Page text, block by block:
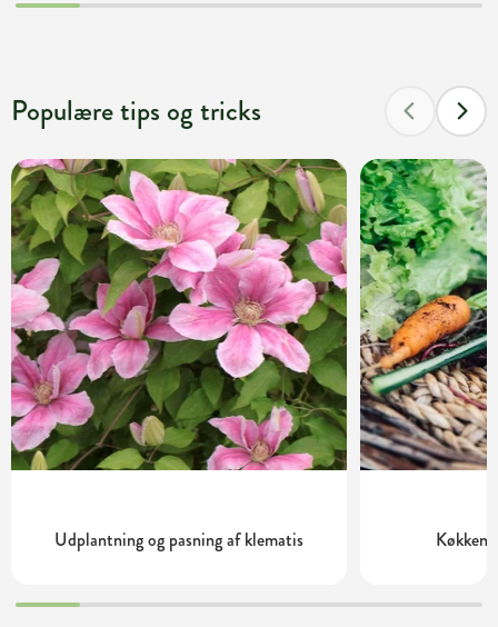
Populære tips og tricks
Udplantning og pasning af klematis